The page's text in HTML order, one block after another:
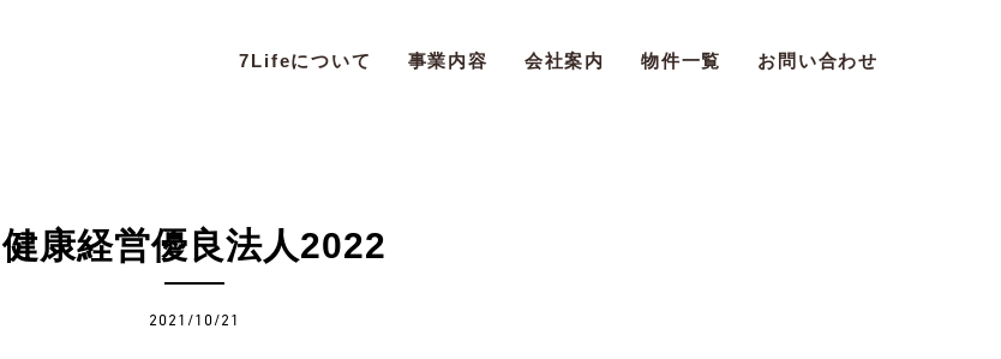
7Lifeについて 事業内容 会社案内 物件一覧 お問い合わせ
健康経営優良法人2022
2021/10/21